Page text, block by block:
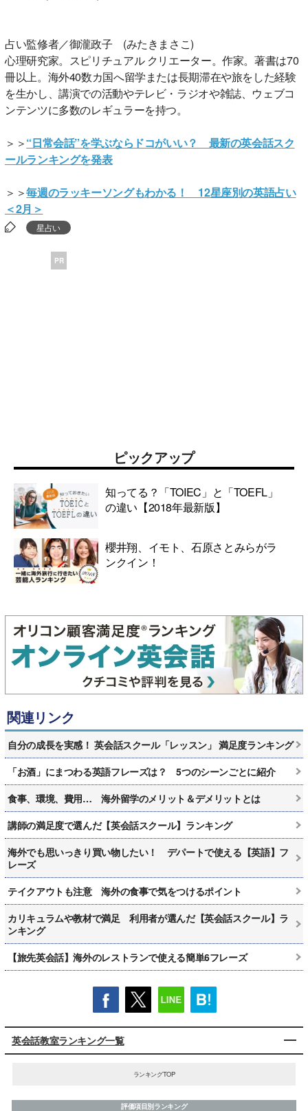
占い監修者／御瀧政子 (みたきまさこ)
心理研究家。スピリチュアル クリエーター。作家。著書は70
冊以上。海外40数カ国へ留学または長期滞在や旅をした経験
を生かし、講演での活動やテレビ・ラジオや雑誌、ウェブコ
ンテンツに多数のレギュラーを持つ。
＞＞“日常会話”を学ぶならドコがいい？ 最新の英会話スク
ールランキングを発表
＞＞毎週のラッキーソングもわかる！ 12星座別の英語占い
＜2月＞
星占い
PR
ピックアップ
知ってる？「TOIEC」と「TOEFL」
の違い【2018年最新版】
櫻井翔、イモト、石原さとみらがラ
ンクイン！
関連リンク
自分の成長を実感！ 英会話スクール「レッスン」 満足度ランキング
「お酒」にまつわる英語フレーズは？ 5つのシーンごとに紹介
食事、環境、費用… 海外留学のメリット＆デメリットとは
講師の満足度で選んだ【英会話スクール】ランキング
海外でも思いっきり買い物したい！ デパートで使える【英語】フ
レーズ
テイクアウトも注意 海外の食事で気をつけるポイント
カリキュラムや教材で満足 利用者が選んだ【英会話スクール】ラ
ンキング
【旅先英会話】海外のレストランで使える簡単6フレーズ
英会話教室ランキング一覧
ランキングTOP
評価項目別ランキング